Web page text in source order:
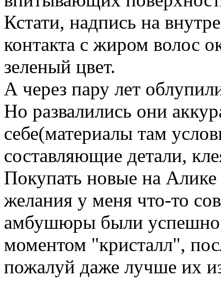
Кстати, надпись на
контакта с жиром волос
зеленый цвет.
А через пару лет
Но развалились они
себе(материалы там
составляющие детали,
Покупать новые на Алике
желания у меня что-то
амбушюры были
моментом "кристалл",
пожалуй даже лучше их